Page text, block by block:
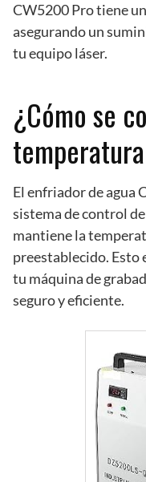
CW5200 Pro tiene
asegurando un
tu equipo láser.
¿Cómo se
El enfriador de agua
sistema de control
mantiene la
preestablecido. Esto
tu máquina de
seguro y eficiente.